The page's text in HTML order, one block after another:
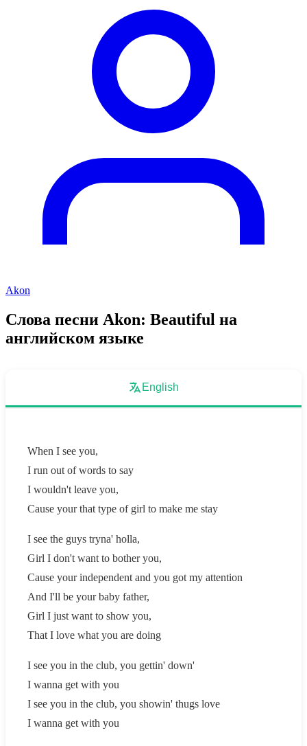
Akon
Слова песни Akon: Beautiful на
английском языке
English
When I see you,
I run out of words to say
I wouldn't leave you,
Cause your that type of girl to make me stay
I see the guys tryna' holla,
Girl I don't want to bother you,
Cause your independent and you got my attention
And I'll be your baby father,
Girl I just want to show you,
That I love what you are doing
I see you in the club, you gettin' down'
I wanna get with you
I see you in the club, you showin' thugs love
I wanna get with you